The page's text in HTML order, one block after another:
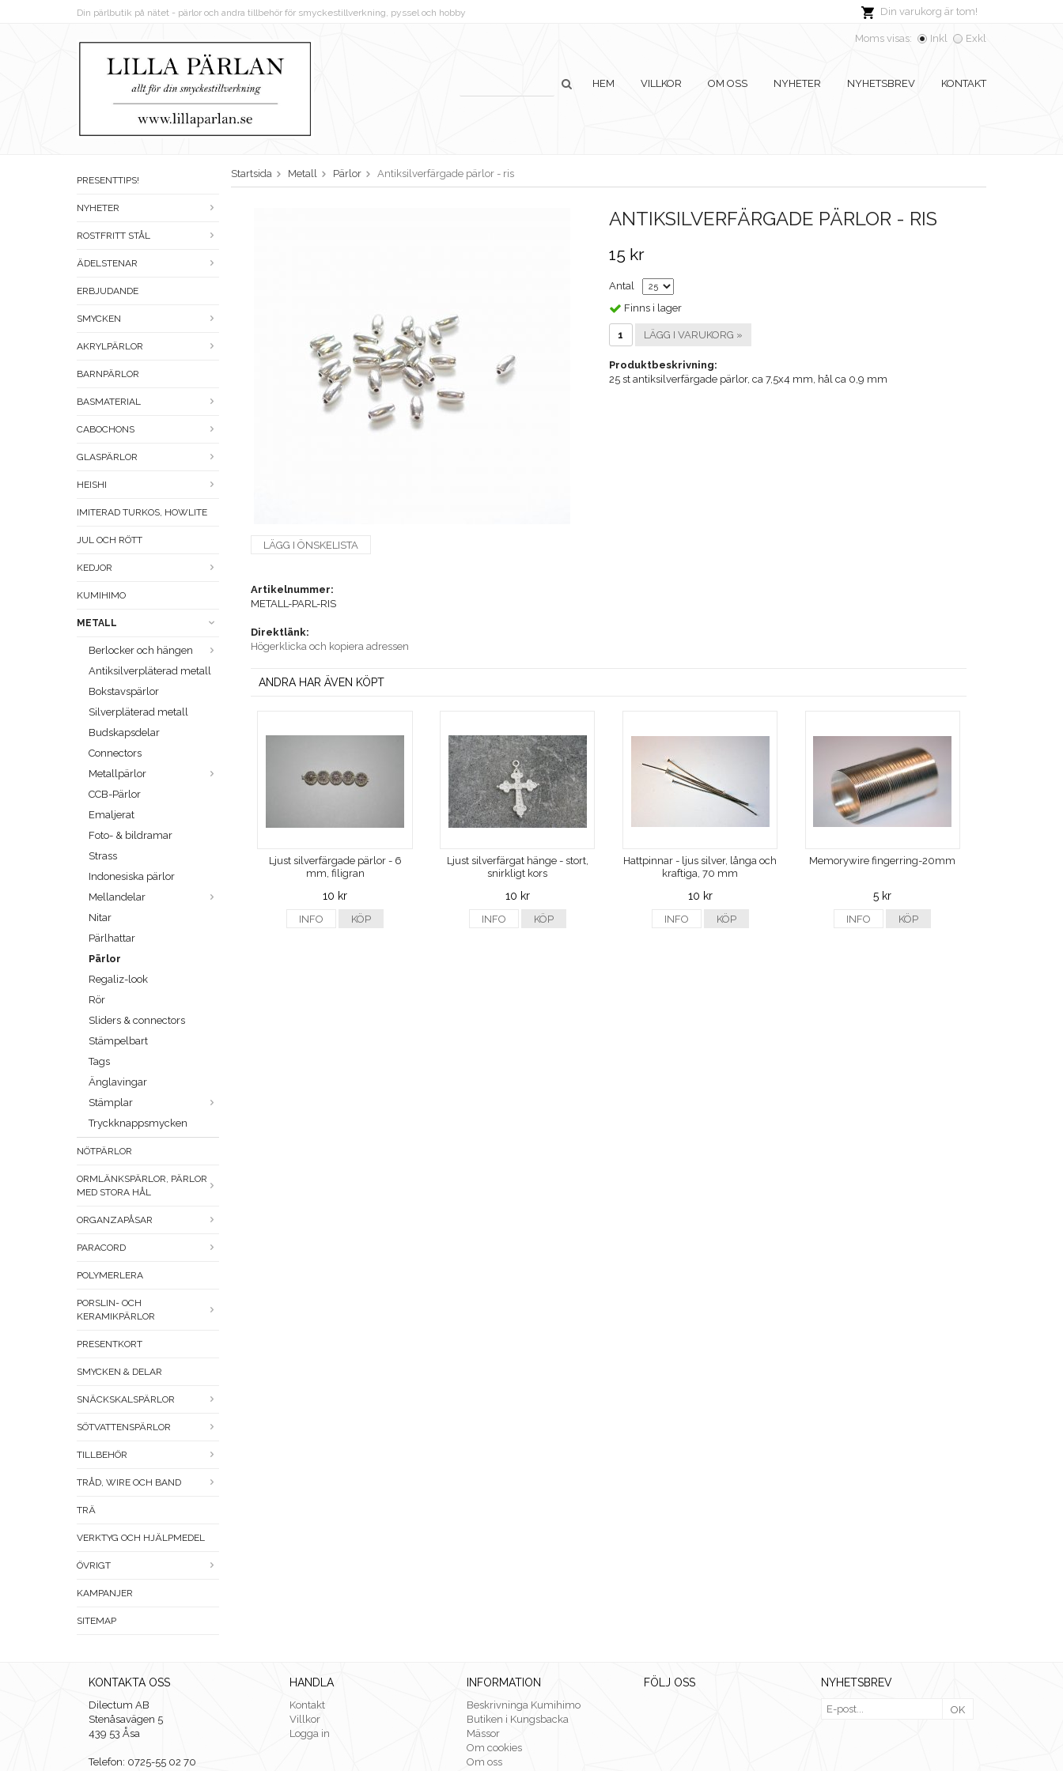
Din varukorg är tom!
Din pärlbutik på nätet - pärlor och andra tillbehör för smyckestillverkning, pyssel och hobby
Moms visas: Inkl Exkl
HEM VILLKOR OM OSS NYHETER NYHETSBREV KONTAKT
PRESENTTIPS!
NYHETER
ROSTFRITT STÅL
ÄDELSTENAR
ERBJUDANDE
SMYCKEN
AKRYLPÄRLOR
BARNPÄRLOR
BASMATERIAL
CABOCHONS
GLASPÄRLOR
HEISHI
IMITERAD TURKOS, HOWLITE
JUL OCH RÖTT
KEDJOR
KUMIHIMO
METALL
Berlocker och hängen
Antiksilverpläterad metall
Bokstavspärlor
Silverpläterad metall
Budskapsdelar
Connectors
Metallpärlor
CCB-Pärlor
Emaljerat
Foto- & bildramar
Strass
Indonesiska pärlor
Mellandelar
Nitar
Pärlhattar
Pärlor
Regaliz-look
Rör
Sliders & connectors
Stämpelbart
Tags
Änglavingar
Stämplar
Tryckknappsmycken
NÖTPÄRLOR
ORMLÄNKSPÄRLOR, PÄRLOR
MED STORA HÅL
ORGANZAPÅSAR
PARACORD
POLYMERLERA
PORSLIN- OCH
KERAMIKPÄRLOR
PRESENTKORT
SMYCKEN & DELAR
SNÄCKSKALSPÄRLOR
SÖTVATTENSPÄRLOR
TILLBEHÖR
TRÅD, WIRE OCH BAND
TRÄ
VERKTYG OCH HJÄLPMEDEL
ÖVRIGT
KAMPANJER
SITEMAP
Startsida Metall Pärlor Antiksilverfärgade pärlor - ris
ANTIKSILVERFÄRGADE PÄRLOR - RIS
15 kr
Antal
Finns i lager
LÄGG I VARUKORG »
Produktbeskrivning:
25 st antiksilverfärgade pärlor, ca 7,5x4 mm, hål ca 0,9 mm
LÄGG I ÖNSKELISTA
Artikelnummer:
METALL-PARL-RIS
Direktlänk:
Högerklicka och kopiera adressen
ANDRA HAR ÄVEN KÖPT
Ljust silverfärgade pärlor - 6
mm, filigran
10 kr
INFO KÖP
Ljust silverfärgat hänge - stort,
snirkligt kors
10 kr
INFO KÖP
Hattpinnar - ljus silver, långa och
kraftiga, 70 mm
10 kr
INFO KÖP
Memorywire fingerring-20mm
5 kr
INFO KÖP
KONTAKTA OSS
Dilectum AB
Stenåsavägen 5
439 53 Åsa
Telefon: 0725-55 02 70
HANDLA
Kontakt
Villkor
Logga in
INFORMATION
Beskrivninga Kumihimo
Butiken i Kungsbacka
Mässor
Om cookies
Om oss
FÖLJ OSS NYHETSBREV
OK